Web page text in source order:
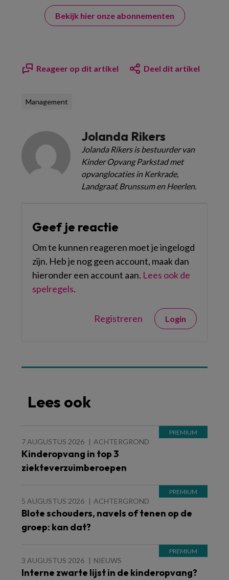
Bekijk hier onze abonnementen
Reageer op dit artikel Deel dit artikel
Management
Jolanda Rikers
Jolanda Rikers is bestuurder van
Kinder Opvang Parkstad met
opvanglocaties in Kerkrade,
Landgraaf, Brunssum en Heerlen.
Geef je reactie
Om te kunnen reageren moet je ingelogd
zijn. Heb je nog geen account, maak dan
hieronder een account aan. Lees ook de
spelregels.
Registreren Login
Lees ook
7 AUGUSTUS 2026 ACHTERGROND
Kinderopvang in top 3
ziekteverzuimberoepen
5 AUGUSTUS 2026 ACHTERGROND
Blote schouders, navels of tenen op de
groep: kan dat?
3 AUGUSTUS 2026 NIEUWS
Interne zwarte lijst in de kinderopvang?